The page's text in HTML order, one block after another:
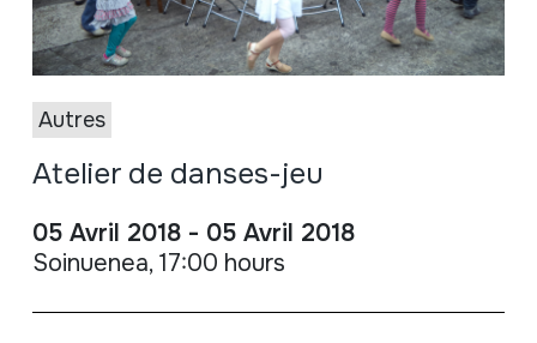
Autres
Atelier de danses-jeu
05 Avril 2018 - 05 Avril 2018
Soinuenea, 17:00 hours